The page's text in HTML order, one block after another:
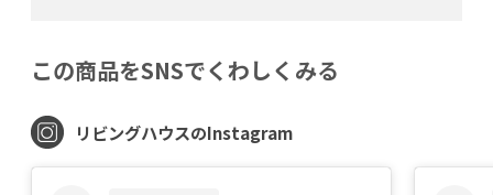
この商品をSNSでくわしくみる
リビングハウスのInstagram